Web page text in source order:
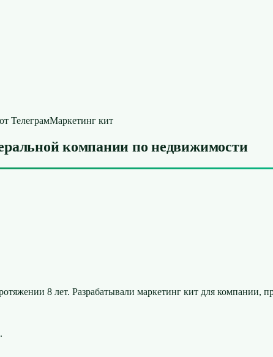
ТелеграмМаркетинг кит
компании по недвижимости
8 лет. Разрабатывали маркетинг кит для